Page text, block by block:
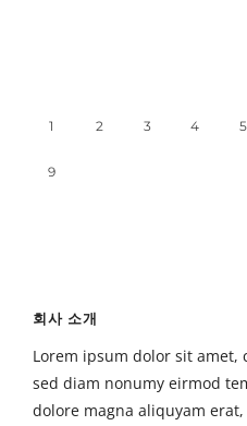
1 2 3 4 5
9
회사 소개
Lorem ipsum dolor sit
sed diam nonumy eirmod
dolore magna aliquyam